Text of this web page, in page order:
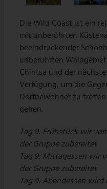
Die Wild Coast ist ein
mit unberührten
beeindruckender
unberührten
Chintsa und der
Verfügung, um die
Dorfbewohner zu
gehen.
Tag 9: Frühstück wir
der Gruppe zubereitet
Tag 9: Mittagessen wir
der Gruppe zubereitet
Tag 9: Abendessen